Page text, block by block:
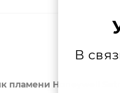
пламени Honeywell
В